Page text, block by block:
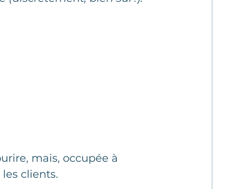
moment d'embarras
mais, occupée à
clients.